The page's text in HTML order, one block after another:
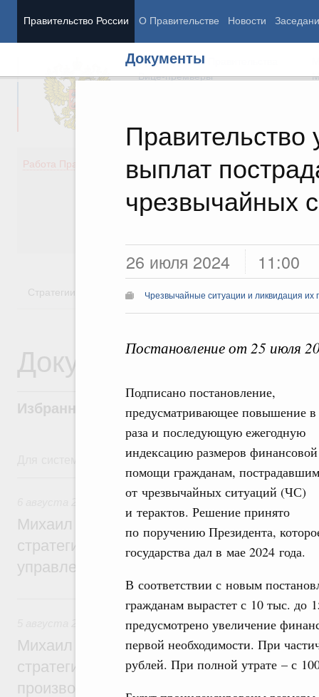
Правительство России О Правительстве Новости
Документы
выплат
чрезвычайных
26 июля 2024 11:00
Чрезвычайные ситуации и ликвидация их
Постановление от 25 июля
Подписано постановление,
предусматривающее повышение
раза и последующую ежегодную
индексацию размеров финансовой
помощи гражданам, пострадавшим
от чрезвычайных ситуаций (ЧС)
и терактов. Решение принято
по поручению Президента,
государства дал в мае 2024 года.
В соответствии с новым
гражданам вырастет с 10 тыс. до
предусмотрено увеличение
первой необходимости. При
рублей. При полной утрате – с
Председатель Правительства
Вице-премьеры
Работа Правительства
Демография
Здоровье
Образование
Культура
Стратегии Государственные программы
Документы
Избранные документы со справками к
Для системного поиска перейдите в раздел "Поиск по
6 августа, четверг
Технологическое развитие. Инновации
Михаил Мишустин дал поручения по
стратегической сессии о
управления научно-технологическим
5 августа, среда
Вопросы производительности труда и
Михаил Мишустин дал поручения по
стратегической сессии, посвящённой
производительности труда